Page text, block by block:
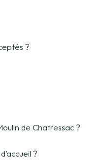
?
de Chatressac ?
?